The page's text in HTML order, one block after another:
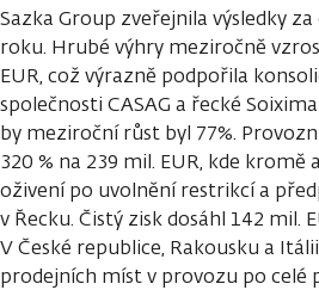
Sazka Group zveřejnila výsledky
roku. Hrubé výhry meziročně
EUR, což výrazně podpořila
společnosti CASAG a řecké
by meziroční růst byl 77%.
320 % na 239 mil. EUR, kde
oživení po uvolnění restrikcí a
v Řecku. Čistý zisk dosáhl 142 mil.
V České republice, Rakousku a
prodejních míst v provozu po